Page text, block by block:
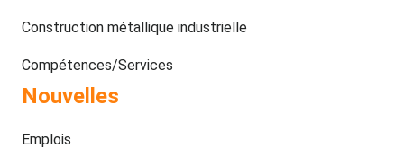
Construction métallique industrielle
Compétences/Services
Nouvelles
Emplois